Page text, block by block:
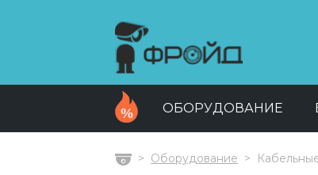
ОБОРУДОВАНИЕ
ГлавнаяОборудование